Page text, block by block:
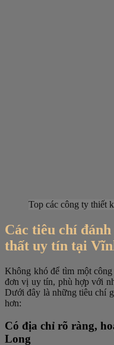
Top các công ty thiết
Các tiêu chí
thất uy tín tại
Không khó để tìm một
đơn vị uy tín, phù hợp với
Dưới đây là những tiêu chí
hơn:
Có địa chỉ rõ ràng,
Long